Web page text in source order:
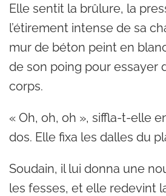
Elle sentit la brûlure, la
l’étirement intense de sa
mur de béton peint en
de son poing pour essayer
corps.
« Oh, oh, oh », siffla-t-elle
dos. Elle fixa les dalles du
Soudain, il lui donna une
les fesses, et elle redevint